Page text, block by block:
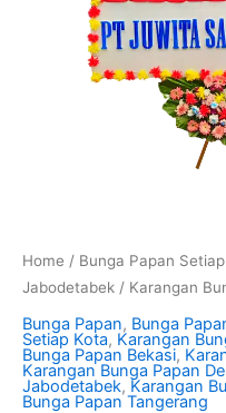
Home / Bunga Papan
Jabodetabek / Karangan
Bunga Papan, Bunga
Setiap Kota, Karangan
Bunga Papan Bekasi,
Karangan Bunga Papan
Jabodetabek, Karangan
Bunga Papan Tangerang